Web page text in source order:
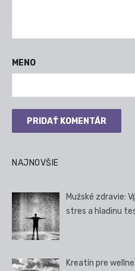
MENO
NAJNOVŠIE
Mužské zdravie:
stres a hladinu
Kreatín pre